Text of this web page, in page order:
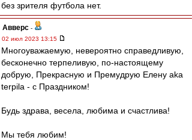
без зрителя футбола нет.
Авверс -
02 июл 2023 13:15
Многоуважаемую, невероятно справедливую,
бесконечно терпеливую, по-настоящему
добрую, Прекрасную и Премудрую Елену aka
terpila - с Праздником!
Будь здрава, весела, любима и счастлива!
Мы тебя любим!